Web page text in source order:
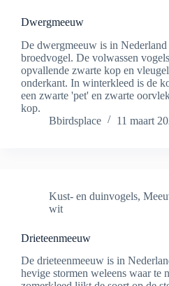
Dwergmeeuw
De dwergmeeuw is in Nederland
broedvogel. De volwassen
opvallende zwarte kop en
onderkant. In winterkleed is de
een zwarte 'pet' en zwarte
kop.
Bbirdsplace
11 maart
Kust- en duinvogels,
wit
Drieteenmeeuw
De drieteenmeeuw is in
hevige stormen weleens waar te